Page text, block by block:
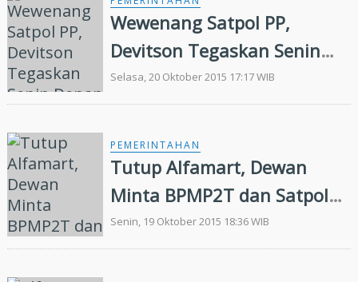
Wewenang Satpol PP,
Devitson Tegaskan Senin
Depan Alfamart Harus
Disegel
Selasa, 20 Oktober 2015 17:17 WIB
PEMERINTAHAN
Tutup Alfamart, Dewan
Minta BPMP2T dan Satpol
PP Jangan Lempar
Tanggung Jawab
Senin, 19 Oktober 2015 18:36 WIB